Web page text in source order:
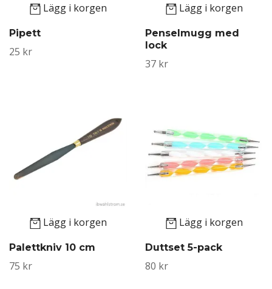
Lägg i korgen
Pipett
25 kr
Lägg i korgen
Penselmugg med
lock
37 kr
Lägg i korgen
Palettkniv 10 cm
75 kr
Lägg i korgen
Duttset 5-pack
80 kr